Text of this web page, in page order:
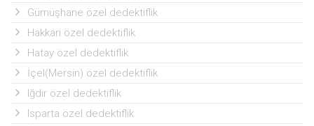
Gümüşhane özel dedektiflik
Hakkari özel dedektiflik
Hatay özel dedektiflik
İçel(Mersin) özel dedektiflik
Iğdır özel dedektiflik
Isparta özel dedektiflik